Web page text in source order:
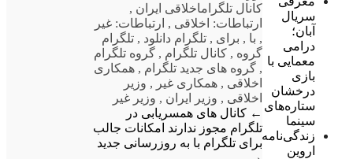
سریال
آبان؛
درامی
معمایی با
بازی
درخشان
ستاره‌های
سینما
زندگی‌نامه
اروین
کانال تلگراماخلاقی ایران ,
ارتباطات: اخلاقی , ارتباطات: غیر
, با , برای , تلگرام دانلود , تلگرام
گروه , کانال تلگرام , گروه تلگرام
, گروه های جدید تلگرام , همکاری
اخلاقی , همکاری غیر , وزیر
اخلاقی , وزیر ایران , وزیر غیر
← کانال های همسریابی در
تلگرام مجوز ندارند امکانات جالب
برای تلگرام با به روزرسانی جدید